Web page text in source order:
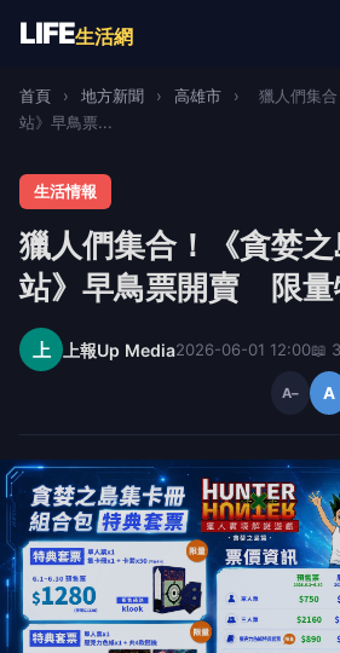
LIFE生活網
首頁 › 地方新聞 › 高雄市 ›
獵人們集
站》早鳥票...
生活情報
獵人們集合！《貪婪
站》早鳥票開賣 限量
上 上報Up Media2026-06-01 12:00📖
A− A